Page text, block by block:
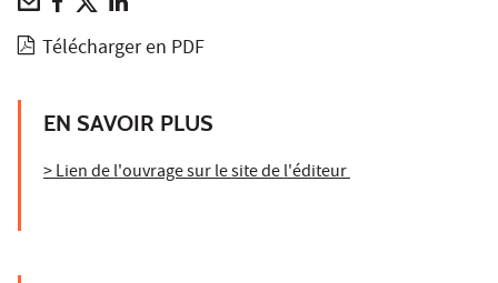
Télécharger en PDF
EN SAVOIR PLUS
> Lien de l'ouvrage sur le site de l'éditeur